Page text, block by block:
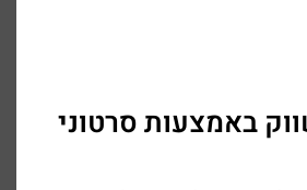
באמצעות סרטוני